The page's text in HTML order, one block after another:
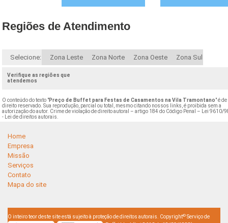
Regiões de Atendimento
Selecione: Zona Leste Zona Norte Zona Oeste Zona Sul
Verifique as regiões que
atendemos
O conteúdo do texto "Preço de Buffet para Festas de Casamentos na Vila Tramontano" é de
direito reservado. Sua reprodução, parcial ou total, mesmo citando nossos links, é proibida sem a
autorização do autor. Crime de violação de direito autoral – artigo 184 do Código Penal –
Lei 9610/
- Lei de direitos autorais
Home
Empresa
Missão
Serviços
Contato
Mapa do site
O inteiro teor deste site está sujeito à proteção de direitos autorais. Copyright© Serviço de